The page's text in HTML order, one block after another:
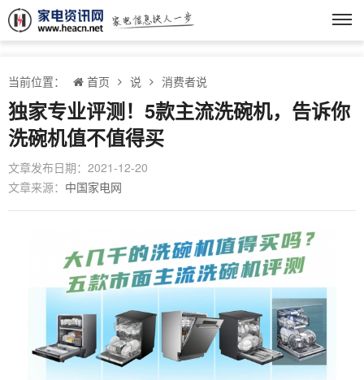
当前位置： 首页 说 消费者说
独家专业评测！5款主流洗碗机，告诉你
洗碗机值不值得买
文章发布日期：2021-12-20
文章来源： 中国家电网